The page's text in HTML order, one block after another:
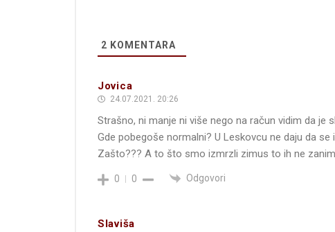
2 KOMENTARA
Jovica
24.07.2021. 20:26
Strašno, ni manje ni više nego na račun vidim da je
Gde pobegoše normalni? U Leskovcu ne daju da
Zašto??? A to što smo izmrzli zimus to ih ne
0 0 Odgovori
Slaviša